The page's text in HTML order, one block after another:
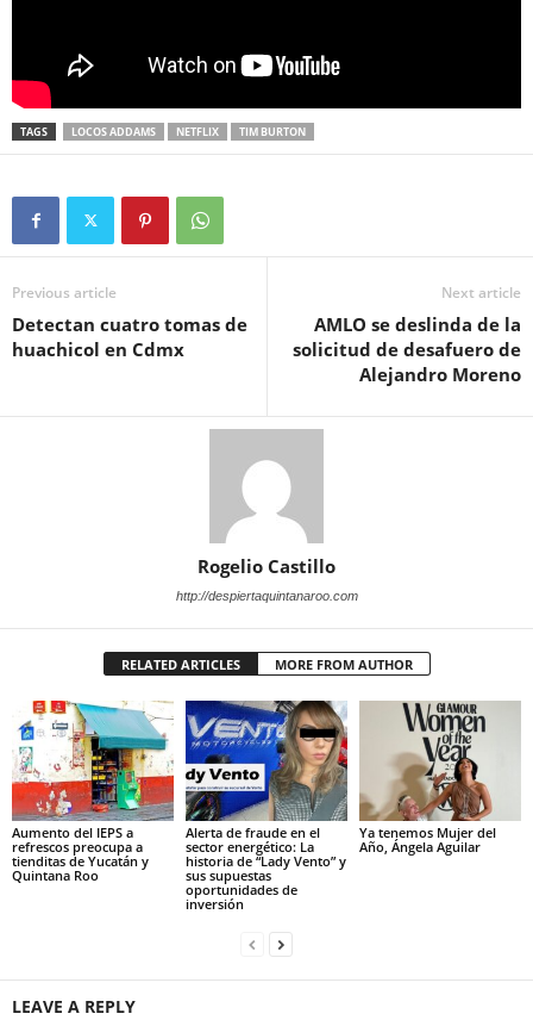
TAGS LOCOS ADDAMS NETFLIX TIM BURTON
Previous article
Detectan cuatro tomas de
huachicol en Cdmx
Next article
AMLO se deslinda de la
solicitud de desafuero de
Alejandro Moreno
Rogelio Castillo
http://despiertaquintanaroo.com
RELATED ARTICLES MORE FROM AUTHOR
Aumento del IEPS a
refrescos preocupa a
tienditas de Yucatán y
Quintana Roo
Alerta de fraude en el
sector energético: La
historia de “Lady Vento” y
sus supuestas
oportunidades de
inversión
Ya tenemos Mujer del
Año, Ángela Aguilar
LEAVE A REPLY